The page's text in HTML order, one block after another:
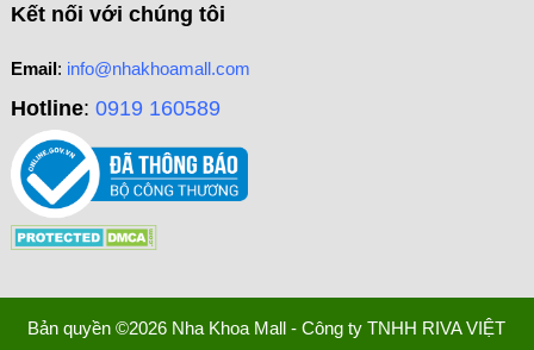
Kết nối với chúng tôi
Email: info@nhakhoamall.com
Hotline: 0919 160589
Bản quyền ©2026 Nha Khoa Mall - Công ty TNHH RIVA VIỆT